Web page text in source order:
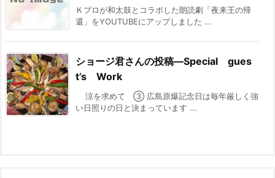
Ｋプロが和太鼓とコラボした朗読劇「夜来王の帰
還」をYOUTUBEにアップしました ...
ショージ君さんの投稿—Special gues
t’s Work
涼を求めて ③ 広島原爆記念日は毎年厳しく強
い日照りの日と決まっています ...